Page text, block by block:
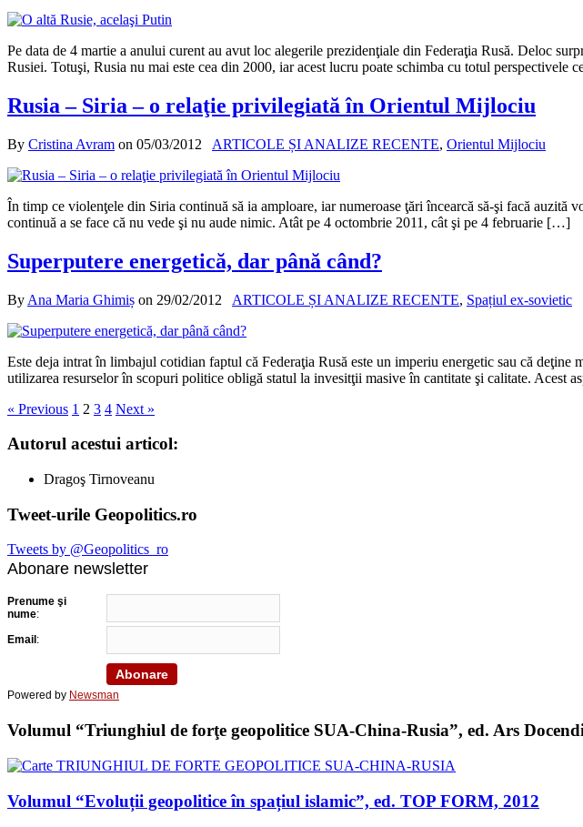
Pe data de 4 martie a anului curent au avut loc alegerile prezidenţiale din Federaţia Rusă. Deloc
Rusiei. Totuşi, Rusia nu mai este cea din 2000, iar acest lucru poate schimba cu totul
Rusia – Siria – o relaţie privilegiată în Orientul Mijlociu
By Cristina Avram on 05/03/2012 ARTICOLE ȘI ANALIZE RECENTE, Orientul Mijlociu
În timp ce violenţele din Siria continuă să ia amploare, iar numeroase ţări încearcă să-şi facă
continuă a se face că nu vede şi nu aude nimic. Atât pe 4 octombrie 2011, cât şi pe 4 februarie […]
Superputere energetică, dar până când?
By Ana Maria Ghimiș on 29/02/2012 ARTICOLE ȘI ANALIZE RECENTE, Spațiul ex-sovietic
Este deja intrat în limbajul cotidian faptul că Federaţia Rusă este un imperiu energetic sau că
utilizarea resurselor în scopuri politice obligă statul la invesitţii masive în cantitate şi calitate. Acest
« Previous 1 2 3 4 Next »
Autorul acestui articol:
Dragoş Tirnoveanu
Tweet-urile Geopolitics.ro
Tweets by @Geopolitics_ro
Abonare newsletter
Prenume şi
nume:
Email :
Powered by Newsman
Volumul “Triunghiul de forţe geopolitice SUA-China-Rusia”, ed. Ars
Volumul “Evoluții geopolitice în spațiul islamic”, ed. TOP FORM, 2012